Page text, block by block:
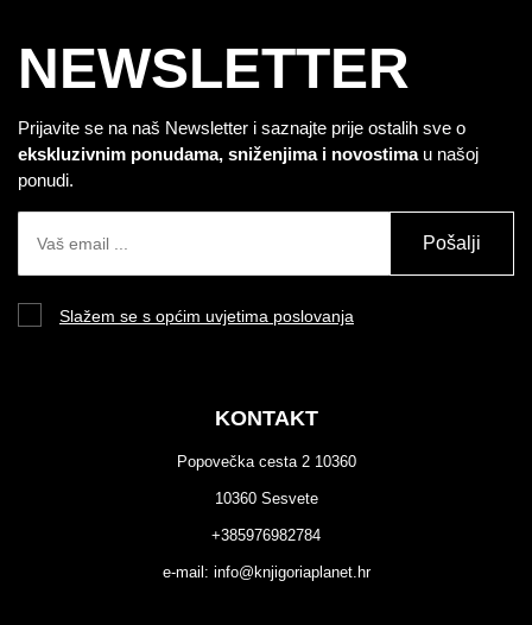
NEWSLETTER
Prijavite se na naš Newsletter i saznajte prije ostalih sve o
ekskluzivnim ponudama, sniženjima i novostimau našoj
ponudi.
Pošalji
Slažem se s općim uvjetima poslovanja
KONTAKT
Popovečka cesta 2 10360
10360 Sesvete
+385976982784
e-mail: info@knjigoriaplanet.hr